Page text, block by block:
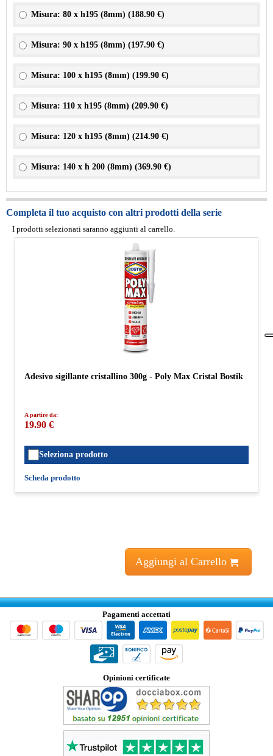
Misura: 80 x h195 (8mm) (188.90 €)
Misura: 90 x h195 (8mm) (197.90 €)
Misura: 100 x h195 (8mm) (199.90 €)
Misura: 110 x h195 (8mm) (209.90 €)
Misura: 120 x h195 (8mm) (214.90 €)
Misura: 140 x h 200 (8mm) (369.90 €)
Completa il tuo acquisto con altri prodotti della serie
I prodotti selezionati saranno aggiunti al carrello.
Adesivo sigillante cristallino 300g - Poly Max Cristal Bostik
A partire da:
19.90 €
Seleziona prodotto
Scheda prodotto
Aggiungi al Carrello
Pagamenti accettati
Opinioni certificate